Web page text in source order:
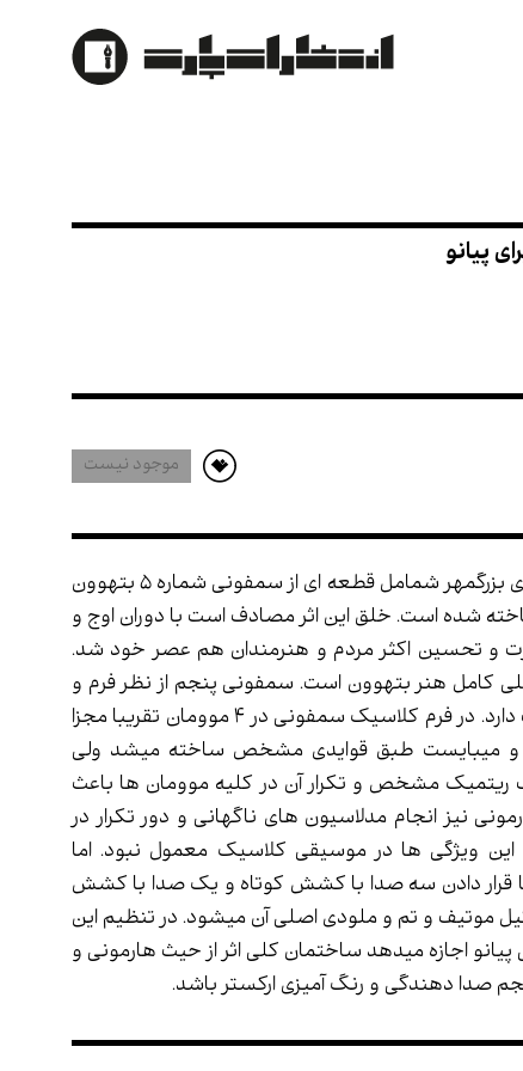
موجود نیست
کتاب موومان اول سمفونی 5 بتهوون تنظیم مهدی بزرگمهر شمامل قطعه ای از سمفونی شماره 5 بتهوون
سمفونیک ساخته شده است. خلق این اثر مصادف است با دوران اوج و
و تحسین اکثر مردم و هنرمندان هم عصر خود شد.
کامل هنر بتهوون است. سمفونی پنجم از نظر فرم و
هارمونی و ریتم و ملودی با قواعد کلاسیک تفاوت دارد. در فرم کلاسیک سمفونی در 4 موومان تقریبا مجزا
و میبایست طبق قوایدی مشخص ساخته میشد ولی
ریتمیک مشخص و تکرار آن در کلیه موومان ها باعث
نیز انجام مدلاسیون های ناگهانی و دور تکرار در
ویژگی ها در موسیقی کلاسیک معمول نبود. اما
قرار دادن سه صدا با کشش کوتاه و یک صدا با کشش
موتیف و تم و ملودی اصلی آن میشود. در تنظیم این
اجازه میدهد ساختمان کلی اثر از حیث هارمونی و
صدا دهندگی و رنگ آمیزی ارکستر باشد.